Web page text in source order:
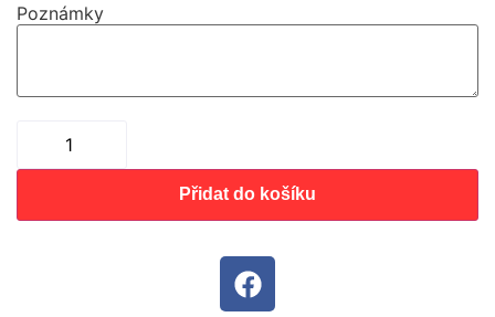
Poznámky
Přidat do košíku